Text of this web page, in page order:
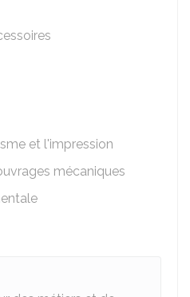
et l'impression
mécaniques